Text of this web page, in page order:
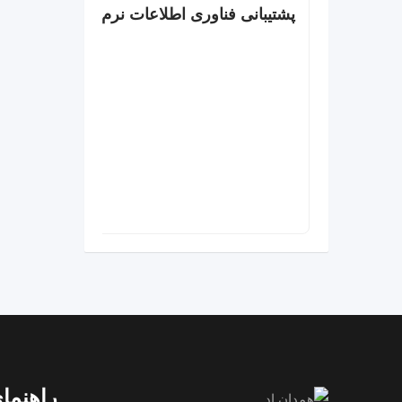
پشتیبانی فناوری اطلاعات نرم افزار و سخت